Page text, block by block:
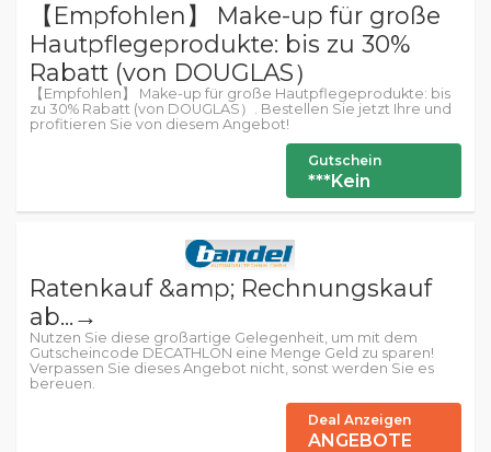
【Empfohlen】 Make-up für große
Hautpflegeprodukte: bis zu 30%
Rabatt (von DOUGLAS）
【Empfohlen】 Make-up für große Hautpflegeprodukte: bis
zu 30% Rabatt (von DOUGLAS）. Bestellen Sie jetzt Ihre und
profitieren Sie von diesem Angebot!
Gutschein
***Kein
Ratenkauf &amp; Rechnungskauf
ab...→
Nutzen Sie diese großartige Gelegenheit, um mit dem
Gutscheincode DECATHLON eine Menge Geld zu sparen!
Verpassen Sie dieses Angebot nicht, sonst werden Sie es
bereuen.
Deal Anzeigen
ANGEBOTE